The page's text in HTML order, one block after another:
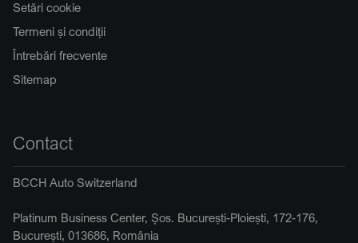
Setări cookie
Termeni și condiții
Întrebări frecvente
Sitemap
Contact
BCCH Auto Switzerland
Platinum Business Center, Șos. București-Ploiești, 172-176,
București, 013686, România